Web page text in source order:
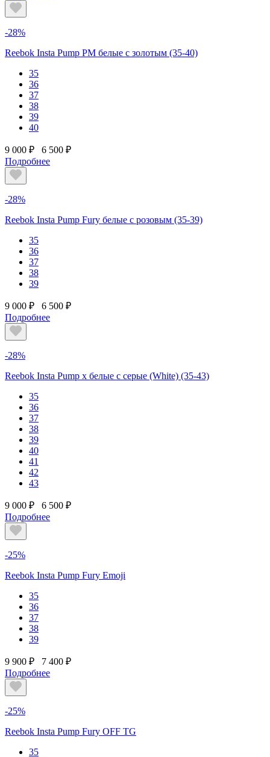
-28%
Reebok Insta Pump PM белые с золотым (35-40)
35
36
37
38
39
40
9 000 ₽
6 500 ₽
Подробнее
-28%
Reebok Insta Pump Fury белые с розовым (35-39)
35
36
37
38
39
9 000 ₽
6 500 ₽
Подробнее
-28%
Reebok Insta Pump x белые с серые (White) (35-43)
35
36
37
38
39
40
41
42
43
9 000 ₽
6 500 ₽
Подробнее
-25%
Reebok Insta Pump Fury Emoji
35
36
37
38
39
9 900 ₽
7 400 ₽
Подробнее
-25%
Reebok Insta Pump Fury OFF TG
35